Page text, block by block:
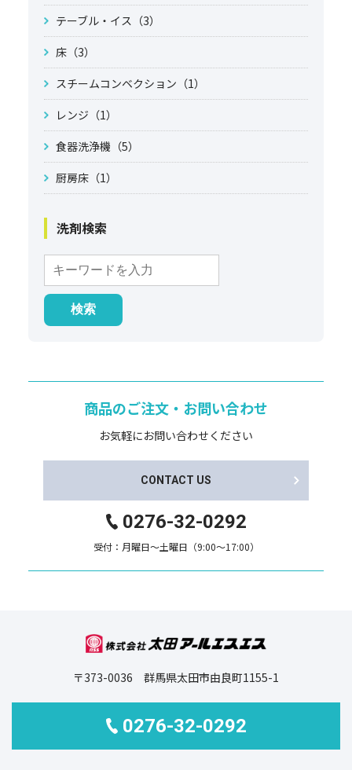
テーブル・イス（3）
床（3）
スチームコンベクション（1）
レンジ（1）
食器洗浄機（5）
厨房床（1）
洗剤検索
商品のご注文・お問い合わせ
お気軽にお問い合わせください
CONTACT US
0276-32-0292
受付：月曜日～土曜日（9:00～17:00）
〒373-0036 群馬県太田市由良町1155-1
0276-32-0292